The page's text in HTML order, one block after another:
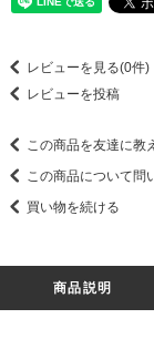
レビューを見る(0件)
レビューを投稿
この商品を友達に教
この商品について問
買い物を続ける
商品説明